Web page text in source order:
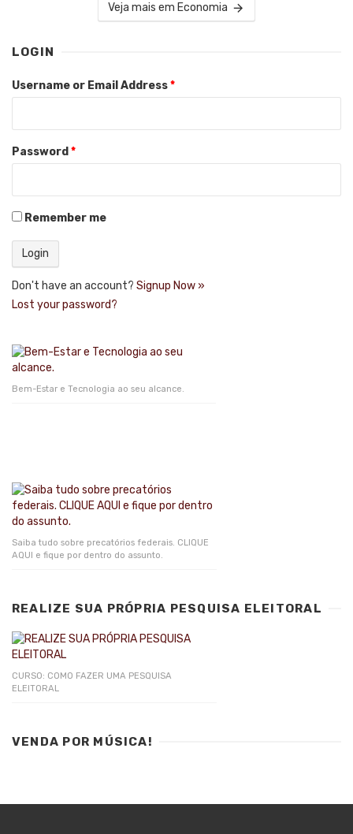
Veja mais em Economia
LOGIN
Username or Email Address*
Password *
Remember me
Don't have an account? Signup Now »
Lost your password?
Bem-Estar e Tecnologia ao seu alcance.
Saiba tudo sobre precatórios federais. CLIQUE
AQUI e fique por dentro do assunto.
REALIZE SUA PRÓPRIA PESQUISA ELEITORAL
CURSO: COMO FAZER UMA PESQUISA
ELEITORAL
VENDA POR MÚSICA!